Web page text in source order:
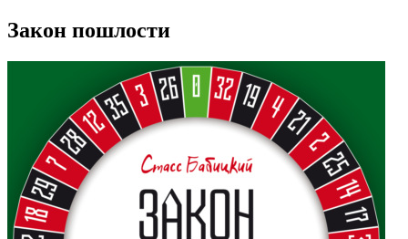
Закон пошлости